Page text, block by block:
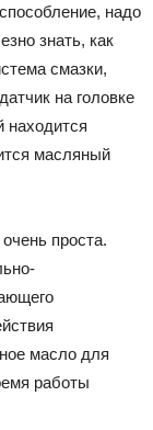
надо
знать, как
смазки,
на головке
находится
масляный
проста.
масло для
работы